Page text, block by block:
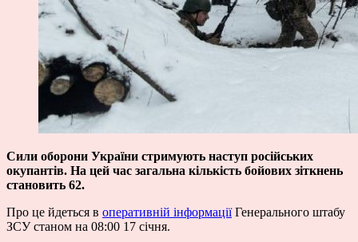
Сили оборони України стримують наступ російських
окупантів. На цей час загальна кількість бойових зіткнень
становить 62.
Про це йдеться в оперативній інформаціїГенерального штабу
ЗСУ станом на 08:00 17 січня.